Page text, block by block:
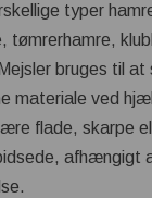
typer
tømrerhamre,
bruges til
materiale ved
flade, skarpe
afhængigt